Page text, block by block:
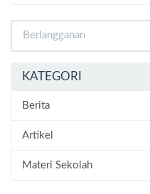
KATEGORI
Berita
Artikel
Materi Sekolah